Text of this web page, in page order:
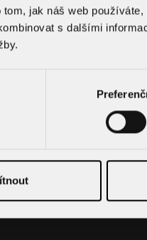
tom, jak náš web
s dalšími